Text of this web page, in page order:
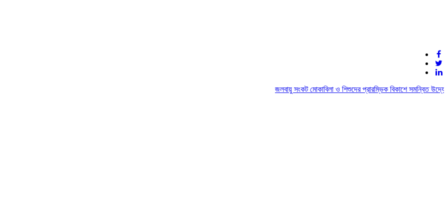
জলবায়ু সংকট মোকাবিলা ও শিশুদের প্রারম্ভিক বিকাশে সমন্বিত